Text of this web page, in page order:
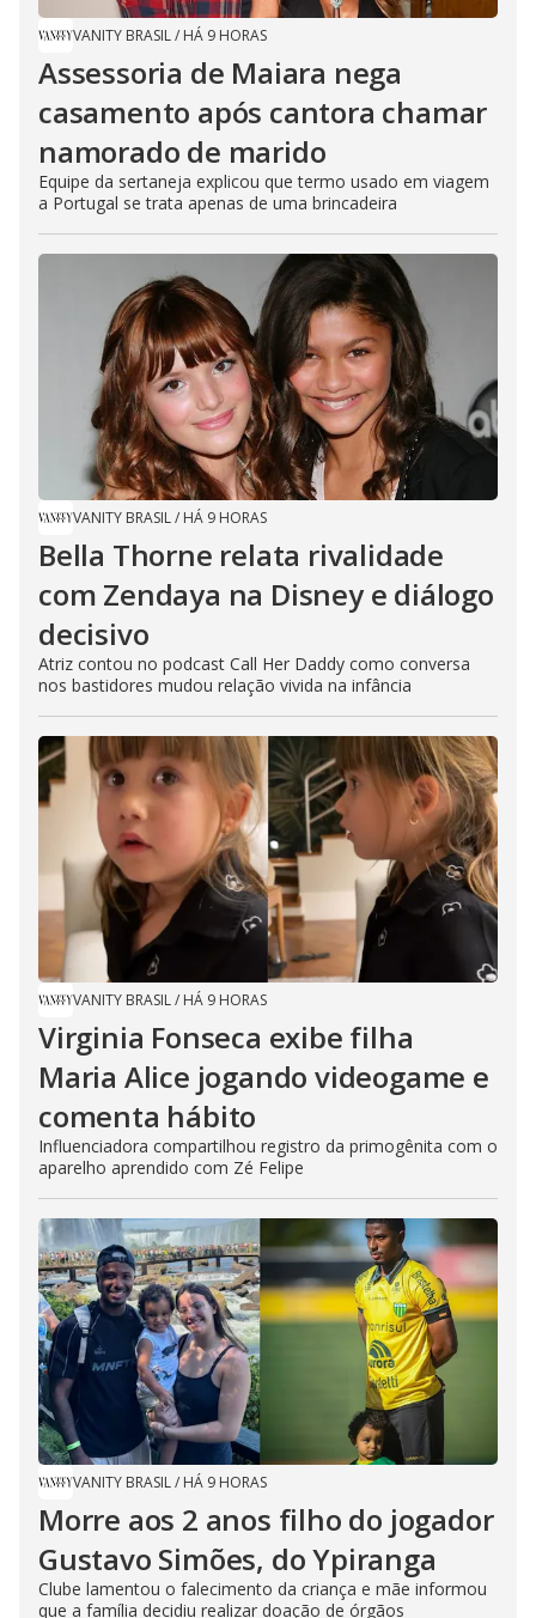
VANITY BRASIL/ HÁ 9 HORAS
Assessoria de Maiara nega
casamento após cantora chamar
namorado de marido
Equipe da sertaneja explicou que termo usado em viagem
a Portugal se trata apenas de uma brincadeira
VANITY BRASIL/ HÁ 9 HORAS
Bella Thorne relata rivalidade
com Zendaya na Disney e diálogo
decisivo
Atriz contou no podcast Call Her Daddy como conversa
nos bastidores mudou relação vivida na infância
VANITY BRASIL/ HÁ 9 HORAS
Virginia Fonseca exibe filha
Maria Alice jogando videogame e
comenta hábito
Influenciadora compartilhou registro da primogênita com o
aparelho aprendido com Zé Felipe
VANITY BRASIL/ HÁ 9 HORAS
Morre aos 2 anos filho do jogador
Gustavo Simões, do Ypiranga
Clube lamentou o falecimento da criança e mãe informou
que a família decidiu realizar doação de órgãos